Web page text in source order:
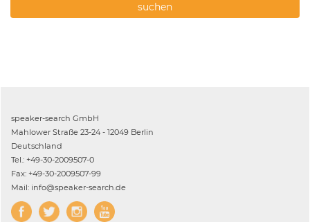
suchen
speaker-search GmbH
Mahlower Straße 23-24 - 12049 Berlin
Deutschland
Tel.: +49-30-2009507-0
Fax: +49-30-2009507-99
Mail: info@speaker-search.de